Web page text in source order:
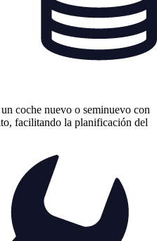
coche nuevo o seminuevo con
facilitando la planificación del